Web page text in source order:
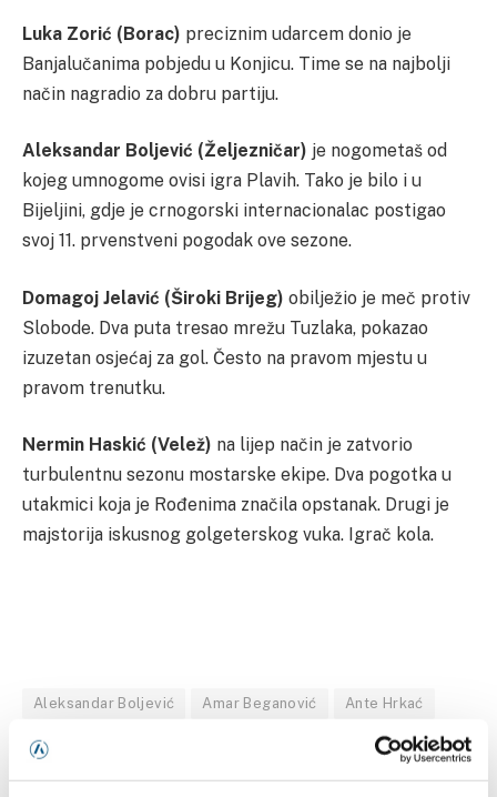
Luka Zorić (Borac) preciznim udarcem donio je
Banjalučanima pobjedu u Konjicu. Time se na najbolji
način nagradio za dobru partiju.
Aleksandar Boljević (Željezničar) je nogometaš od
kojeg umnogome ovisi igra Plavih. Tako je bilo i u
Bijeljini, gdje je crnogorski internacionalac postigao
svoj 11. prvenstveni pogodak ove sezone.
Domagoj Jelavić (Široki Brijeg) obilježio je meč protiv
Slobode. Dva puta tresao mrežu Tuzlaka, pokazao
izuzetan osjećaj za gol. Često na pravom mjestu u
pravom trenutku.
Nermin Haskić (Velež) na lijep način je zatvorio
turbulentnu sezonu mostarske ekipe. Dva pogotka u
utakmici koja je Rođenima značila opstanak. Drugi je
majstorija iskusnog golgeterskog vuka. Igrač kola.
Aleksandar Boljević Amar Beganović Ante Hrkać
Dan Lagumdžija FK Borac